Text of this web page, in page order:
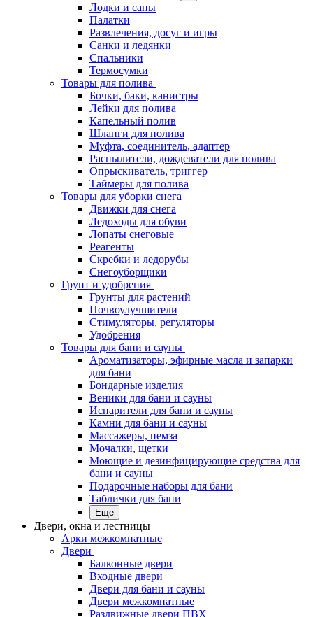
Лодки и сапы
Палатки
Развлечения, досуг и игры
Санки и ледянки
Спальники
Термосумки
Товары для полива
Бочки, баки, канистры
Лейки для полива
Капельный полив
Шланги для полива
Муфта, соединитель, адаптер
Распылители, дождеватели для полива
Опрыскиватель, триггер
Таймеры для полива
Товары для уборки снега
Движки для снега
Ледоходы для обуви
Лопаты снеговые
Реагенты
Скребки и ледорубы
Снегоуборщики
Грунт и удобрения
Грунты для растений
Почвоулучшители
Стимуляторы, регуляторы
Удобрения
Товары для бани и сауны
Ароматизаторы, эфирные масла и запарки
для бани
Бондарные изделия
Веники для бани и сауны
Испарители для бани и сауны
Камни для бани и сауны
Массажеры, пемза
Мочалки, щетки
Моющие и дезинфицирующие средства для
бани и сауны
Подарочные наборы для бани
Таблички для бани
Еще
Двери, окна и лестницы
Арки межкомнатные
Двери
Балконные двери
Входные двери
Двери для бани и сауны
Двери межкомнатные
Раздвижные двери ПВХ